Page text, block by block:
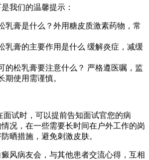
我们的温馨提示：
乳膏是什么？外用糖皮质激素药物，常
乳膏的主要作用是什么 缓解炎症，减缓
的松乳膏要注意什么？ 严格遵医嘱，监
期使用需谨慎。
面试时，可以提前告知面试官您的病
况，在一些需要长时间在户外工作的岗
晒措施，避免刺激皮肤。
癜风病友会，与其他患者交流心得，互相